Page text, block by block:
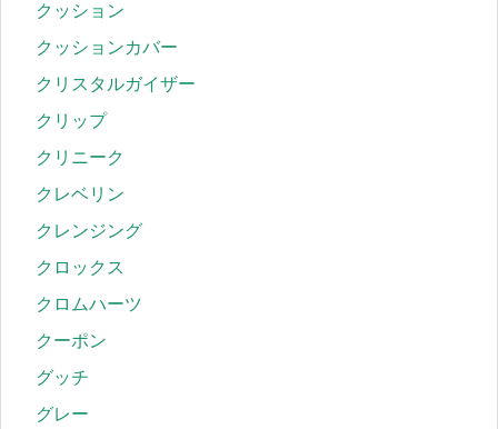
クッション
クッションカバー
クリスタルガイザー
クリップ
クリニーク
クレベリン
クレンジング
クロックス
クロムハーツ
クーポン
グッチ
グレー